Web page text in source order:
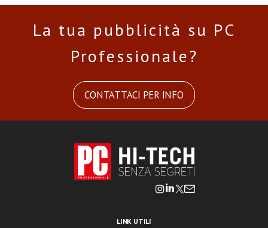
La tua pubblicità su PC
Professionale?
CONTATTACI PER INFO
LINK UTILI